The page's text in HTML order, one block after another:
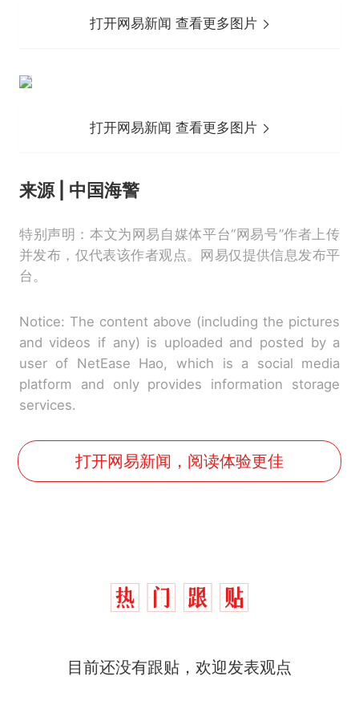
打开网易新闻 查看更多图片
打开网易新闻 查看更多图片
来源 | 中国海警
特别声明：本文为网易自媒体平台“网易号”作者上传
并发布，仅代表该作者观点。网易仅提供信息发布平
台。
Notice: The content above (including the pictures
and videos if any) is uploaded and posted by a
user of NetEase Hao, which is a social media
platform and only provides information storage
services.
打开网易新闻，阅读体验更佳
目前还没有跟贴，欢迎发表观点
因老师一句“跟我回家”改写了